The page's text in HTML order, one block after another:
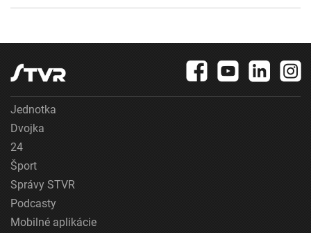
Jednotka
Dvojka
24
Šport
Správy STVR
Podcasty
Mobilné aplikácie